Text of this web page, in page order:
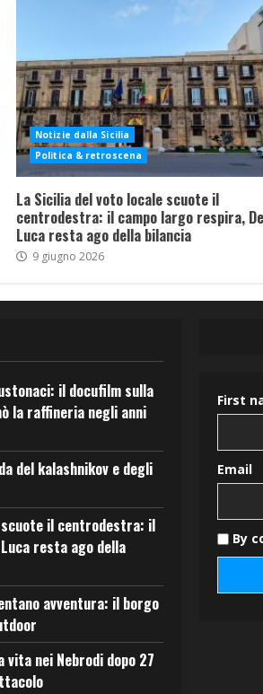
Notizie dalla Sicilia
Politica & retroscena
La Sicilia del voto locale scuote il
centrodestra: il campo largo respira, De
Luca resta ago della bilancia
9 giugno 2026
il docufilm sulla
la raffineria negli anni
del kalashnikov e degli
il centrodestra: il
resta ago della
avventura: il borgo
vita nei Nebrodi dopo 27
First
Email
By